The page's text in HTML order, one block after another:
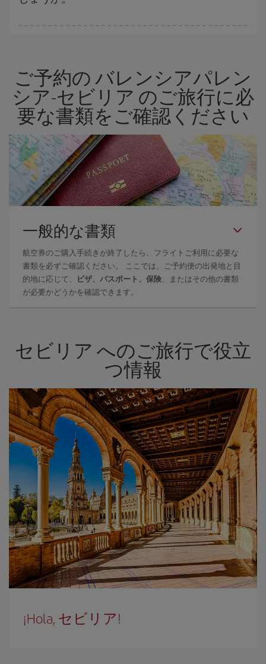
より格安となります。 また、日付や時間帯をあまり固定せずに探
したほうが、 よりお得な航空券を選択 することができます。
ご予約の バレンシアパレン
シア-セビリア のご旅行に必
要な書類をご確認ください
一般的な書類
航空券のご購入手続きが終了したら、フライトご利用に必要な
書類を必ずご確認ください。 ここでは、ご予約便の出発地と目
的地に応じて、
ビザ、パスポート、保険、またはその他の書類
が必要かどうかを確認できます。
セビリア へのご旅行で役立
つ情報
¡Hola, セビリア!